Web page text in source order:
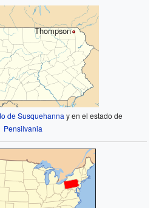
Thompson
de Susquehanna y en el estado de
Pensilvania